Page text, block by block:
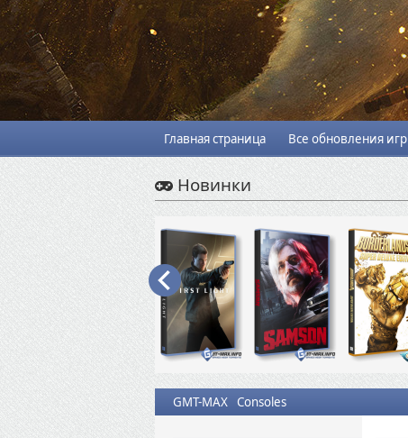
Главная страница Все обновления игр
Новинки
GMT-MAX Consoles